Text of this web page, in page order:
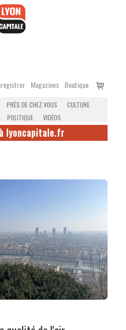
Magazines Boutique
Voir
PRÈS DE CHEZ VOUS
CULTURE
POLITIQUE VIDÉOS
lyoncapitale.fr